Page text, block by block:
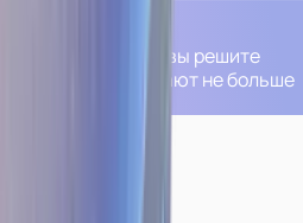
понравится и вы решите
обычно занимают не больше